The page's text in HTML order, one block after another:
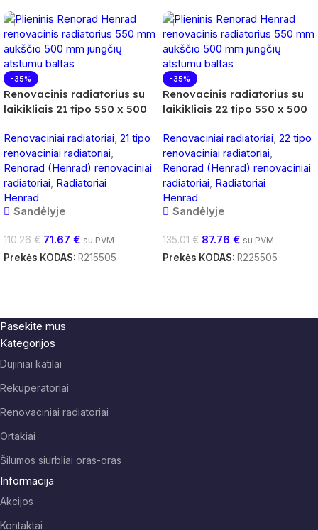
-35%
Renovacinis radiatorius su
laikikliais 21 tipo 550 x 500
Renovaciniai radiatoriai, 21 tipo
renovaciniai radiatoriai,
Renorad (Henrad) renovaciniai
radiatoriai, Radiatoriai
Henrad
Sandėlyje
110.26€ 71.67 € su PVM
Prekės KODAS: R215505
-35%
Renovacinis radiatorius su
laikikliais 22 tipo 550 x 500
Renovaciniai radiatoriai, 22 tipo
renovaciniai radiatoriai,
Renorad (Henrad) renovaciniai
radiatoriai, Radiatoriai
Henrad
Sandėlyje
135.01€ 87.76 € su PVM
Prekės KODAS: R225505
Pasekite mus
Kategorijos
Dujiniai katilai
Rekuperatoriai
Renovaciniai radiatoriai
Ortakiai
Šilumos siurbliai oras-oras
Informacija
Akcijos
Kontaktai